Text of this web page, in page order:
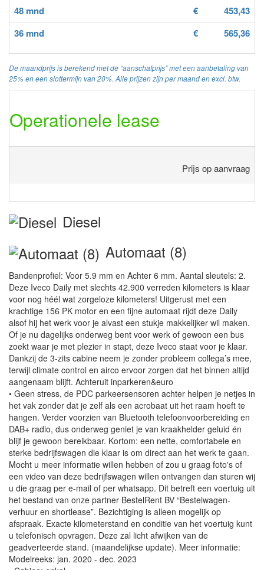
48 mnd
€
453,43
36 mnd
€ 565,36
De maandprijs is berekend met de “aanschafprijs” met een aanbetaling van
25% en een slottermijn van 20%. Alle prijzen zijn per maand en excl. btw.
Operationele lease
Prijs op aanvraag
Diesel
Automaat (8)
Bandenprofiel: Voor 5.9 mm en Achter 6 mm. Aantal sleutels: 2.
Deze Iveco Daily met slechts 42.900 verreden kilometers is klaar
voor nog héél wat zorgeloze kilometers! Uitgerust met een
krachtige 156 PK motor en een fijne automaat rijdt deze Daily
alsof hij het werk voor je alvast een stukje makkelijker wil maken.
Of je nu dagelijks onderweg bent voor werk of gewoon een bus
zoekt waar je met plezier in stapt, deze Iveco staat voor je klaar.
Dankzij de 3-zits cabine neem je zonder probleem collega’s mee,
terwijl climate control en airco ervoor zorgen dat het binnen altijd
aangenaam blijft. Achteruit inparkeren&euro
• Geen stress, de PDC parkeersensoren achter helpen je netjes in
het vak zonder dat je zelf als een acrobaat uit het raam hoeft te
hangen. Verder voorzien van Bluetooth telefoonvoorbereiding en
DAB+ radio, dus onderweg geniet je van kraakhelder geluid én
blijf je gewoon bereikbaar. Kortom: een nette, comfortabele en
sterke bedrijfswagen die klaar is om direct aan het werk te gaan.
Mocht u meer informatie willen hebben of zou u graag foto's of
een video van deze bedrijfswagen willen ontvangen dan sturen wij
u die graag per e-mail of per whatsapp. Dit betreft een voertuig uit
het bestand van onze partner BestelRent BV “Bestelwagen-
verhuur en shortlease”. Bezichtiging is alleen mogelijk op
afspraak. Exacte kilometerstand en conditie van het voertuig kunt
u telefonisch opvragen. Deze zal licht afwijken van de
geadverteerde stand. (maandelijkse update). Meer informatie:
Modelreeks: jan. 2020 - dec. 2023